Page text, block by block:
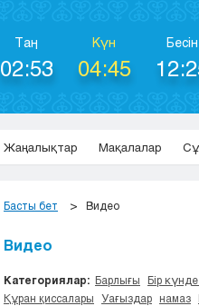
Таң
02:53
Күн
04:45
Бесін
Жаңалықтар Мақалалар
Басты бет Видео
Видео
Категориялар: Барлығы Бір
Құран қиссалары
Уағыздар намаз